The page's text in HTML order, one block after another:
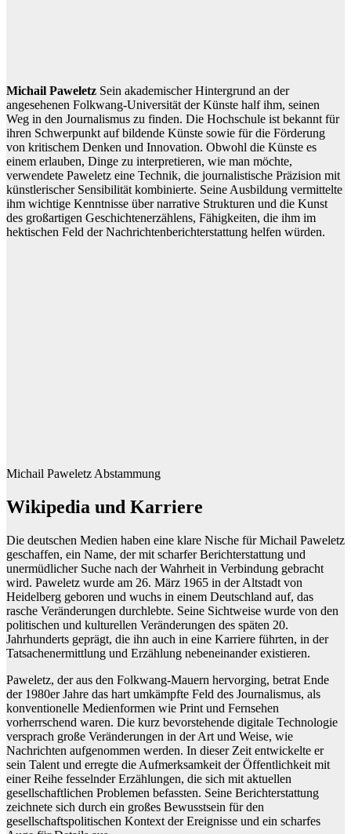
Michail Paweletz Sein akademischer Hintergrund an der
angesehenen Folkwang-Universität der Künste half ihm, seinen
Weg in den Journalismus zu finden. Die Hochschule ist bekannt für
ihren Schwerpunkt auf bildende Künste sowie für die Förderung
von kritischem Denken und Innovation. Obwohl die Künste es
einem erlauben, Dinge zu interpretieren, wie man möchte,
verwendete Paweletz eine Technik, die journalistische Präzision mit
künstlerischer Sensibilität kombinierte. Seine Ausbildung vermittelte
ihm wichtige Kenntnisse über narrative Strukturen und die Kunst
des großartigen Geschichtenerzählens, Fähigkeiten, die ihm im
hektischen Feld der Nachrichtenberichterstattung helfen würden.
Michail Paweletz Abstammung
Wikipedia und Karriere
Die deutschen Medien haben eine klare Nische für Michail Paweletz
geschaffen, ein Name, der mit scharfer Berichterstattung und
unermüdlicher Suche nach der Wahrheit in Verbindung gebracht
wird. Paweletz wurde am 26. März 1965 in der Altstadt von
Heidelberg geboren und wuchs in einem Deutschland auf, das
rasche Veränderungen durchlebte. Seine Sichtweise wurde von den
politischen und kulturellen Veränderungen des späten 20.
Jahrhunderts geprägt, die ihn auch in eine Karriere führten, in der
Tatsachenermittlung und Erzählung nebeneinander existieren.
Paweletz, der aus den Folkwang-Mauern hervorging, betrat Ende
der 1980er Jahre das hart umkämpfte Feld des Journalismus, als
konventionelle Medienformen wie Print und Fernsehen
vorherrschend waren. Die kurz bevorstehende digitale Technologie
versprach große Veränderungen in der Art und Weise, wie
Nachrichten aufgenommen werden. In dieser Zeit entwickelte er
sein Talent und erregte die Aufmerksamkeit der Öffentlichkeit mit
einer Reihe fesselnder Erzählungen, die sich mit aktuellen
gesellschaftlichen Problemen befassten. Seine Berichterstattung
zeichnete sich durch ein großes Bewusstsein für den
gesellschaftspolitischen Kontext der Ereignisse und ein scharfes